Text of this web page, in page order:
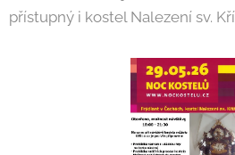
přístupný i kostel Nalezení sv.